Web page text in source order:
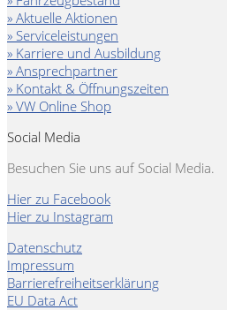
» Aktuelle Aktionen
» Serviceleistungen
» Karriere und Ausbildung
» Ansprechpartner
» Kontakt & Öffnungszeiten
» VW Online Shop
Social Media
Besuchen Sie uns auf Social Media.
Hier zu Facebook
Hier zu Instagram
Datenschutz
Impressum
Barrierefreiheitserklärung
EU Data Act